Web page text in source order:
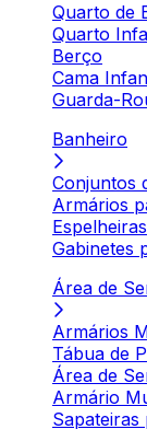
Quarto de
Quarto
Berço
Cama
Guarda-
Banheiro
Conjuntos
Armários
Espelheiras
Gabinetes
Área de
Armários
Tábua de
Área de
Armário